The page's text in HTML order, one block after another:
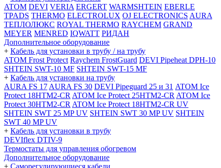
ATOM DEVI VERIA ERGERT WARMSHTEIN EBERLE
TPADS THERMO ELECTROLUX OJ ELECTRONICS AURA
ТЕПЛОЛЮКС ROYAL THERMO RAYCHEM GRAND
MEYER MENRED IQWATT РИДАН
Дополнительное оборудование
+ Кабель для установки в трубу / на трубу
ATOM Frost Protect Raychem FrostGuard DEVI Pipeheat DPH-10
SHTEIN SWT-10 MF SHTEIN SWT-15 MF
+ Кабель для установки на трубу
AURA FS 17 AURA FS 30 DEVI Pipeguard 25 и 31 ATOM Ice
Protect 18HTM2-CR ATOM Ice Protect 25HTM2-CR ATOM Ice
Protect 30HTM2-CR ATOM Ice Protect 18HTM2-CR UV
SHTEIN SWT 25 MP UV SHTEIN SWT 30 MP UV SHTEIN
SWT 40 MP UV
+ Кабель для установки в трубу
DEVIflex DTIV-9
Термостаты для управления обогревом
Дополнительное оборудование
+ Саморегулирующиеся кабели